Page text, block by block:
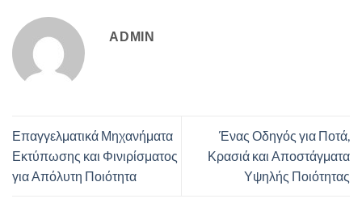
ADMIN
Επαγγελματικά Μηχανήματα
Εκτύπωσης και Φινιρίσματος
για Απόλυτη Ποιότητα
Ένας Οδηγός για Ποτά,
Κρασιά και Αποστάγματα
Υψηλής Ποιότητας